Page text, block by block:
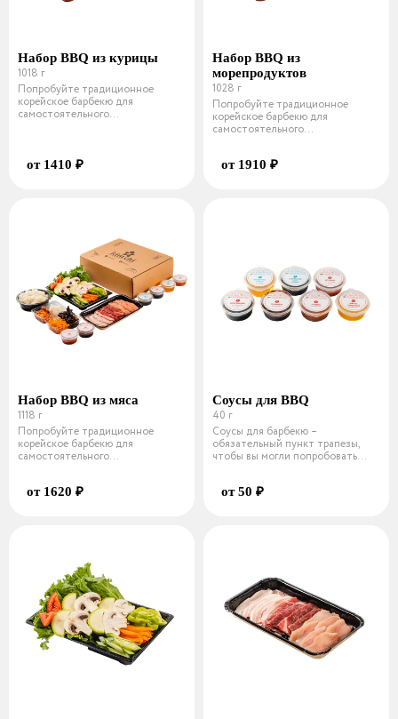
Набор BBQ из курицы
1018 г
Попробуйте традиционное
корейское барбекю для
самостоятельного
от 1410 ₽
Набор BBQ из
морепродуктов
1028 г
Попробуйте традиционное
корейское барбекю для
самостоятельного
от 1910 ₽
Набор BBQ из мяса
1118 г
Попробуйте традиционное
корейское барбекю для
самостоятельного
от 1620 ₽
Соусы для BBQ
40 г
Соусы для барбекю –
обязательный пункт трапезы,
чтобы вы могли попробовать
от 50 ₽